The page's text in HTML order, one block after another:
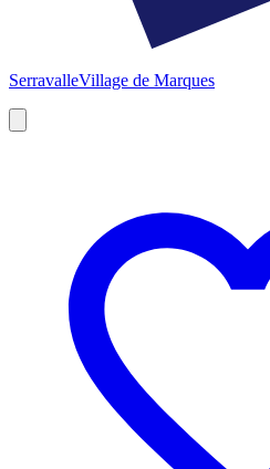
SerravalleVillage de Marques